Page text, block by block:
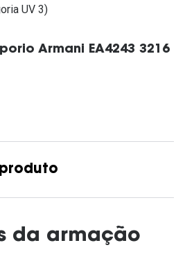
UV 3)
Armani EA4243 3216
da armação